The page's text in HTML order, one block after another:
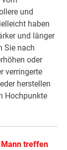
und
haben
und länger
Sie nach
oder
verringerte
herstellen
Hochpunkte
Mann treffen